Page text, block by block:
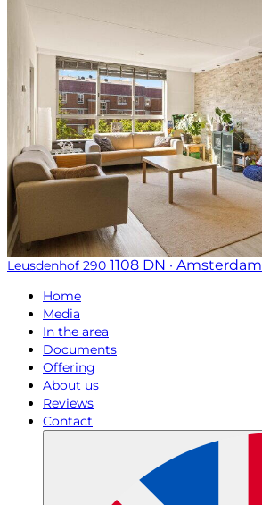
Leusdenhof 290 1108 DN · Amsterdam
Home
Media
In the area
Documents
Offering
About us
Reviews
Contact